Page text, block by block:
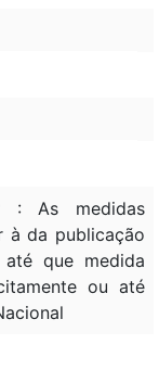
: As medidas
à da publicação
que medida
ou até